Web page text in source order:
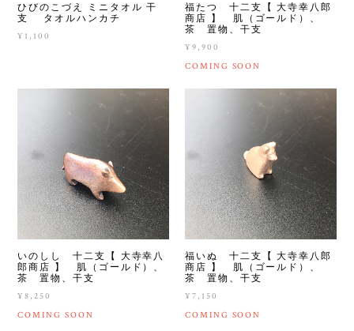
ひびのこづえ ミニタオル 干
支 タオルハンカチ
¥1,100
福たつ 十二支【 大寺幸八郎
商店 】 肌（ゴールド）、
茶 置物、干支
¥9,900
COMING SOON
いのしし 十二支【 大寺幸八
郎商店 】 肌（ゴールド）、
茶 置物、干支
¥8,250
COMING SOON
福いぬ 十二支【 大寺幸八郎
商店 】 肌（ゴールド）、
茶 置物、干支
¥7,150
COMING SOON